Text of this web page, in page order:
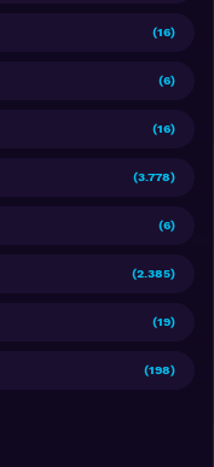
(16)
(6)
(16)
(3.778)
(6)
(2.385)
(19)
(198)